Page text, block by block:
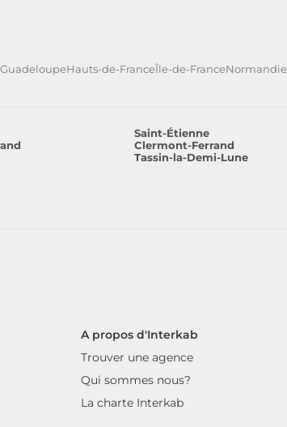
GuadeloupeHauts-de-FranceÎle-de-FranceNormandie
Saint-Étienne
Clermont-Ferrand
Tassin-la-Demi-Lune
A propos d'Interkab
Trouver une agence
Qui sommes nous?
La charte Interkab